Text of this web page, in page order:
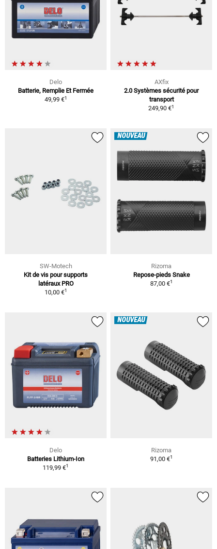
Delo
Batterie, Remplie Et Fermée
49,99 €1
AXfix
2.0 Systèmes sécurité pour
transport
249,90 €1
SW-Motech
Kit de vis pour supports
latéraux PRO
10,00 €1
NOUVEAU
Rizoma
Repose-pieds Snake
87,00 €1
Delo
Batteries Lithium-Ion
119,99 €1
NOUVEAU
Rizoma
91,00 €1